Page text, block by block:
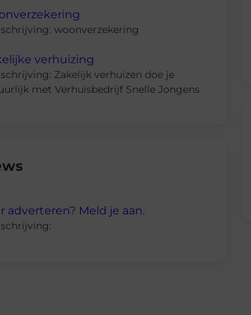
woonverzekering
verhuizing
Zakelijk verhuizen doe je
met Verhuisbedrijf Snelle Jongens
adverteren? Meld je aan.